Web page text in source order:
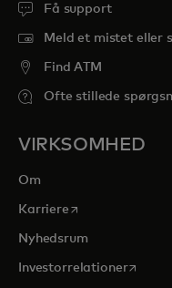
Få support
Meld et mistet eller
Find ATM
Ofte stillede
VIRKSOMHED
Om
Karriereopens in a new
Nyhedsrum
Investorrelationeropens